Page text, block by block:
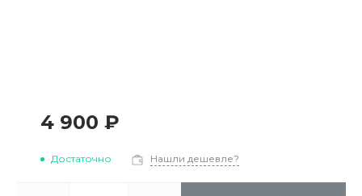
4 900 ₽
Достаточно Нашли дешевле?